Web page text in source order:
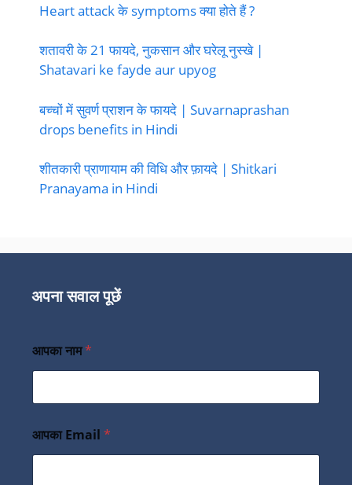
Heart attack के symptoms क्या होते हैं ?
शतावरी के 21 फायदे, नुकसान और घरेलू नुस्खे |
Shatavari ke fayde aur upyog
बच्चों में सुवर्ण प्राशन के फायदे | Suvarnaprashan
drops benefits in Hindi
शीतकारी प्राणायाम की विधि और फ़ायदे | Shitkari
Pranayama in Hindi
अपना सवाल पूछें
आपका नाम*
आपका Email *